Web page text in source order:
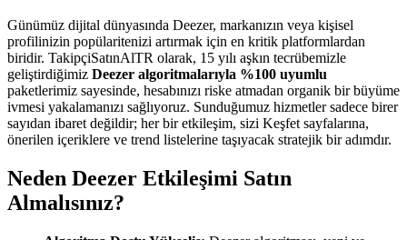
Günümüz dijital dünyasında Deezer, markanızın veya kişisel
profilinizin popülaritenizi artırmak için en kritik platformlardan
biridir. TakipçiSatınAlTR olarak, 15 yılı aşkın tecrübemizle
geliştirdiğimiz Deezer algoritmalarıyla %100 uyumlu
paketlerimiz sayesinde, hesabınızı riske atmadan organik bir büyüme
ivmesi yakalamanızı sağlıyoruz. Sunduğumuz hizmetler sadece birer
sayıdan ibaret değildir; her bir etkileşim, sizi Keşfet sayfalarına,
önerilen içeriklere ve trend listelerine taşıyacak stratejik bir adımdır.
Neden Deezer Etkileşimi Satın
Almalısınız?